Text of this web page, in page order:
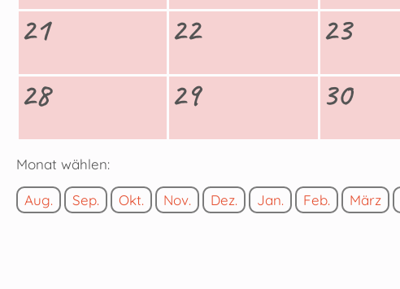
21
22 23
28
29 30
Monat wählen:
Aug. Sep. Okt. Nov. Dez. Jan. Feb. März